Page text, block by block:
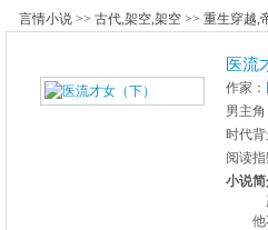
言情小说 >> 古代,架空,架空 >> 重生穿越,
医流
作家：
男主角
时代背
阅读指
小说简
严婳
他不